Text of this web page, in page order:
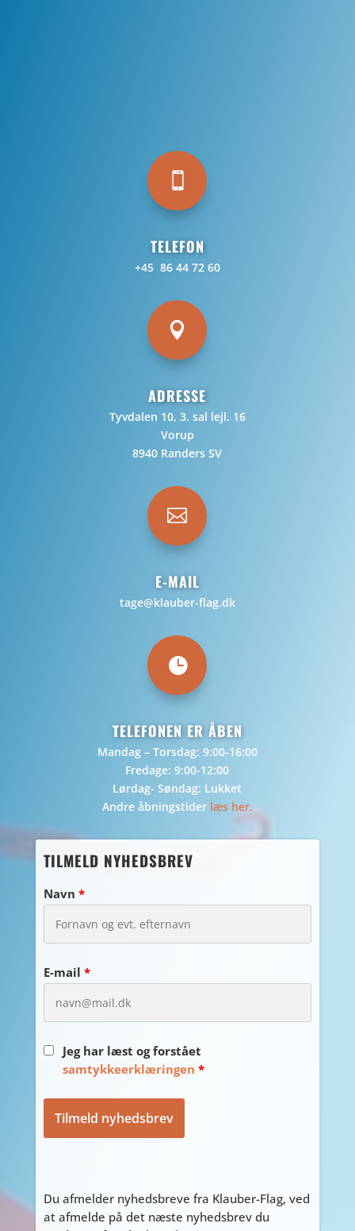

TELEFON
+45 86 44 72 60

ADRESSE
Tyvdalen 10, 3. sal lejl. 16
Vorup
8940 Randers SV

E-MAIL
tage@klauber-flag.dk

TELEFONEN ER ÅBEN
Mandag – Torsdag: 9:00-16:00
Fredage: 9:00-12:00
Lørdag- Søndag: Lukket
Andre åbningstider læs her.
TILMELD NYHEDSBREV
Navn *
E-mail *
Jeg har læst og forstået
samtykkeerklæringen *
Du afmelder nyhedsbreve fra Klauber-Flag, ved
at afmelde på det næste nyhedsbrev du